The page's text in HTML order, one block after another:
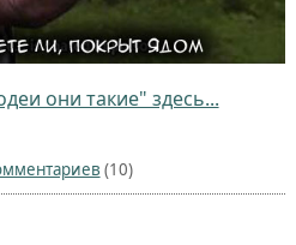
они такие" здесь...
(10)